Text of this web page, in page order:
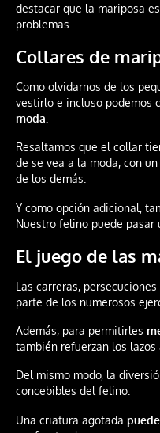
destacar que la mariposa
problemas.
Collares de
Como olvidarnos de los
vestirlo e incluso podemos
moda.
Resaltamos que el collar
de se vea a la moda, con
de los demás.
Y como opción adicional,
Nuestro felino puede pasar
El juego de las
Las carreras,
parte de los numerosos
Además, para permitirles
también refuerzan los lazos
Del mismo modo, la
concebibles del felino.
Una criatura agotada